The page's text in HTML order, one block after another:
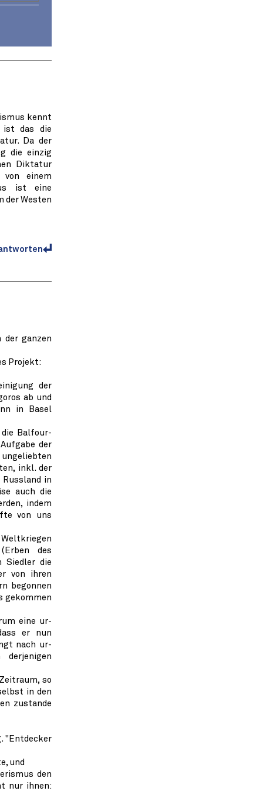
kennt
ist das die
Da der
die einzig
Diktatur
einem
ist eine
der Westen
ganzen
Projekt:
der
ab und
in Basel
Balfour-
der
ungeliebten
inkl. der
Russland in
auch die
indem
von uns
Weltkriegen
des
Siedler die
von ihren
begonnen
gekommen
eine ur-
er nun
nach ur-
so
in den
zustande
"Entdecker
und
den
nur ihnen: